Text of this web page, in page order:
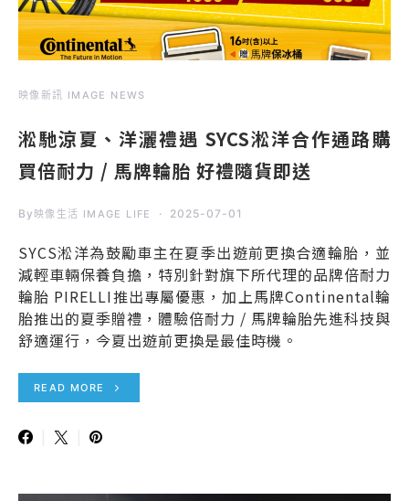
映像新訊 IMAGE NEWS
淞馳涼夏、洋灑禮遇 SYCS淞洋合作通路購
買倍耐力 / 馬牌輪胎 好禮隨貨即送
By 映像生活 IMAGE LIFE 2025-07-01
SYCS淞洋為鼓勵車主在夏季出遊前更換合適輪胎，並
減輕車輛保養負擔，特別針對旗下所代理的品牌倍耐力
輪胎 PIRELLI推出專屬優惠，加上馬牌Continental輪
胎推出的夏季贈禮，體驗倍耐力 / 馬牌輪胎先進科技與
舒適運行，今夏出遊前更換是最佳時機。
READ MORE